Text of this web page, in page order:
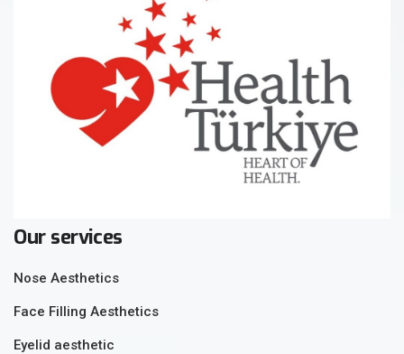
Our services
Nose Aesthetics
Face Filling Aesthetics
Eyelid aesthetic